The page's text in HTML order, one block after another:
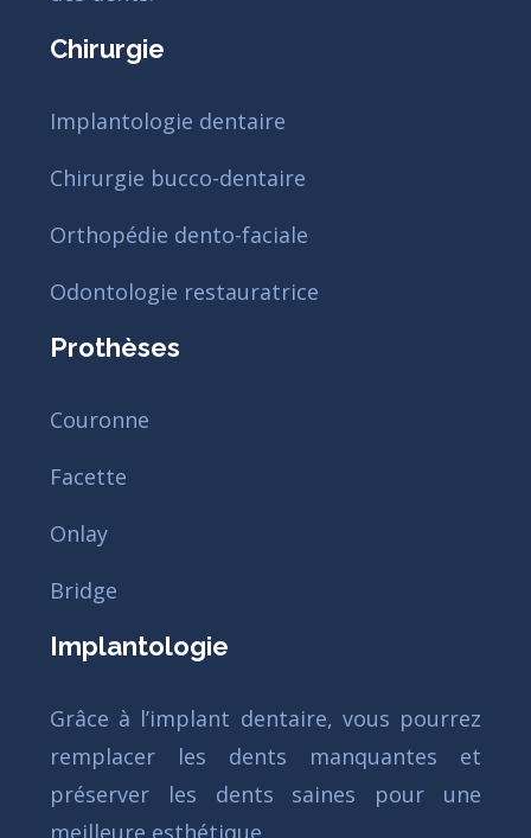
Chirurgie
Implantologie dentaire
Chirurgie bucco-dentaire
Orthopédie dento-faciale
Odontologie restauratrice
Prothèses
Couronne
Facette
Onlay
Bridge
Implantologie
Grâce à l’implant dentaire, vous pourrez
remplacer les dents manquantes et
préserver les dents saines pour une
meilleure esthétique.